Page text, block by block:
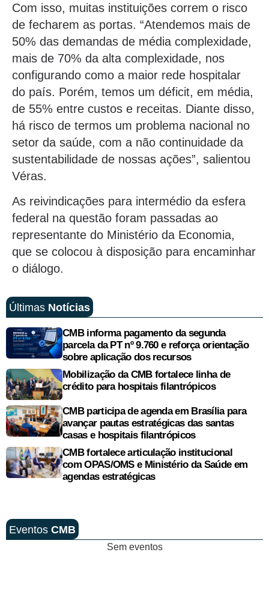
Com isso, muitas instituições correm o risco
de fecharem as portas. “Atendemos mais de
50% das demandas de média complexidade,
mais de 70% da alta complexidade, nos
configurando como a maior rede hospitalar
do país. Porém, temos um déficit, em média,
de 55% entre custos e receitas. Diante disso,
há risco de termos um problema nacional no
setor da saúde, com a não continuidade da
sustentabilidade de nossas ações”, salientou
Véras.
As reivindicações para intermédio da esfera
federal na questão foram passadas ao
representante do Ministério da Economia,
que se colocou à disposição para encaminhar
o diálogo.
Últimas Notícias
CMB informa pagamento da segunda
parcela da PT nº 9.760 e reforça orientação
sobre aplicação dos recursos
Mobilização da CMB fortalece linha de
crédito para hospitais filantrópicos
CMB participa de agenda em Brasília para
avançar pautas estratégicas das santas
casas e hospitais filantrópicos
CMB fortalece articulação institucional
com OPAS/OMS e Ministério da Saúde em
agendas estratégicas
Eventos CMB
Sem eventos